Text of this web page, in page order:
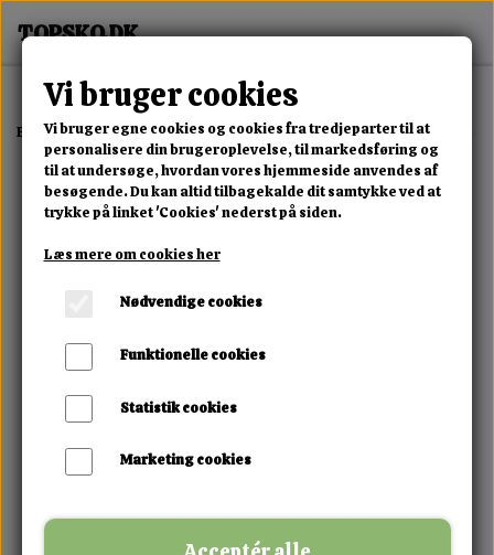
Forside Erotisk Kollektion Dvd Fucking Maschines Pussy Of Steel
Vi bruger cookies
Vi bruger egne cookies og cookies fra tredjeparter til at
personalisere din brugeroplevelse, til markedsføring og
til at undersøge, hvordan vores hjemmeside anvendes af
besøgende. Du kan altid tilbagekalde dit samtykke ved at
trykke på linket 'Cookies' nederst på siden.
Læs mere om cookies her
Nødvendige cookies
Funktionelle cookies
Statistik cookies
Marketing cookies